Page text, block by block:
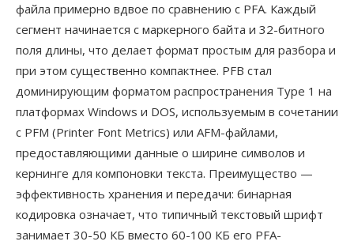
файла примерно вдвое по сравнению с PFA. Каждый
сегмент начинается с маркерного байта и 32-битного
поля длины, что делает формат простым для разбора и
при этом существенно компактнее. PFB стал
доминирующим форматом распространения Type 1 на
платформах Windows и DOS, используемым в сочетании
с PFM (Printer Font Metrics) или AFM-файлами,
предоставляющими данные о ширине символов и
кернинге для компоновки текста. Преимущество —
эффективность хранения и передачи: бинарная
кодировка означает, что типичный текстовый шрифт
занимает 30-50 КБ вместо 60-100 КБ его PFA-